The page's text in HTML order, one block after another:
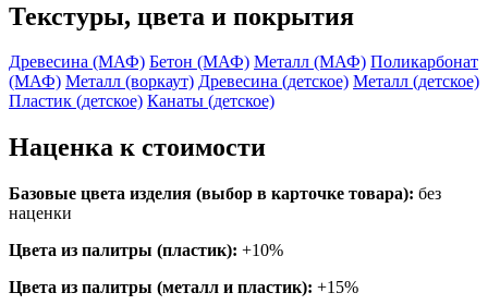
Текстуры, цвета и покрытия
Древесина (МАФ) Бетон (МАФ) Металл (МАФ) Поликарбонат
(МАФ) Металл (воркаут) Древесина (детское) Металл (детское)
Пластик (детское) Канаты (детское)
Наценка к стоимости
Базовые цвета изделия (выбор в карточке товара): без
наценки
Цвета из палитры (пластик): +10%
Цвета из палитры (металл и пластик): +15%